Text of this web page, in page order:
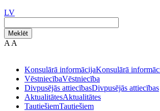
LV
Meklēt
A A
Konsulārā informācijaKonsulārā
VēstniecībaVēstniecība
Divpusējās attiecībasDivpusējās attiecības
AktualitātesAktualitātes
TautiešiemTautiešiem